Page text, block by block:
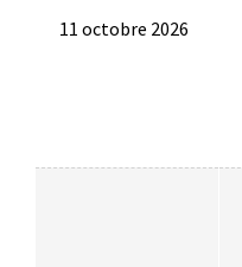
11 octobre 2026